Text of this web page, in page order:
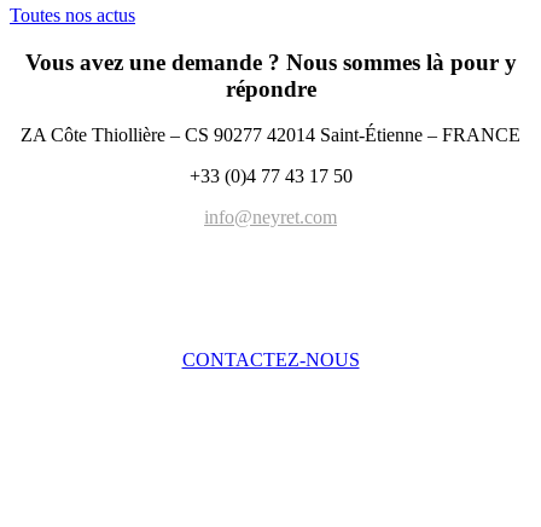
Toutes nos actus
Vous avez une demande ? Nous sommes là pour y
répondre
ZA Côte Thiollière – CS 90277 42014 Saint-Étienne – FRANCE
+33 (0)4 77 43 17 50
info@neyret.com
CONTACTEZ-NOUS